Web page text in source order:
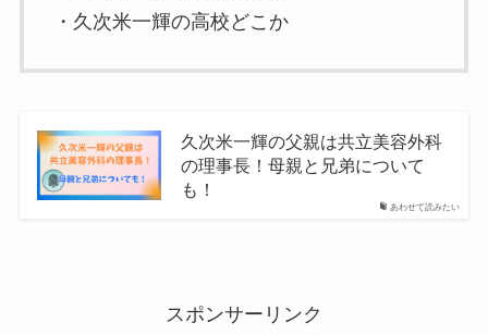
・久次米一輝の高校どこか
あわせて読みたい
久次米一輝の父親は共立美容外科
の理事長！母親と兄弟について
も！
スポンサーリンク